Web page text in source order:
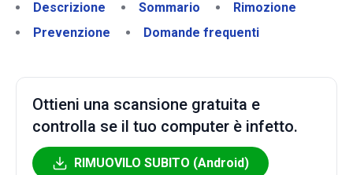
Descrizione
Sommario
Rimozione
Prevenzione
Domande frequenti
Ottieni una scansione gratuita e
controlla se il tuo computer è infetto.
RIMUOVILO SUBITO (Android)